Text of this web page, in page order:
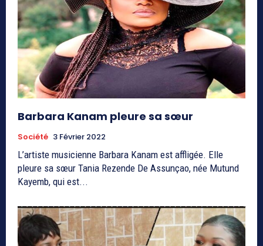
Barbara Kanam pleure sa sœur
Société 3 Février 2022
L’artiste musicienne Barbara Kanam est affligée. Elle
pleure sa sœur Tania Rezende De Assunçao, née Mutund
Kayemb, qui est...